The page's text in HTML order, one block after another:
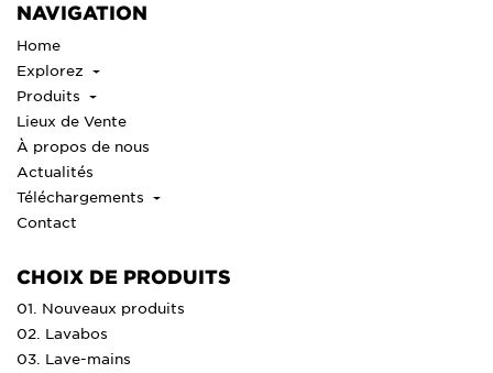
NAVIGATION
Home
Explorez
Produits
Lieux de Vente
À propos de nous
Actualités
Téléchargements
Contact
CHOIX DE PRODUITS
01. Nouveaux produits
02. Lavabos
03. Lave-mains